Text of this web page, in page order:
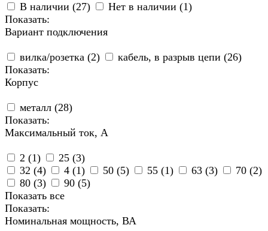
В наличии (27) Нет в наличии (1)
Показать:
Вариант подключения
вилка/розетка (2) кабель, в разрыв цепи (26)
Показать:
Корпус
металл (28)
Показать:
Максимальный ток, А
2 (1) 25 (3)
32 (4) 4 (1) 50 (5) 55 (1) 63 (3) 70 (2)
80 (3) 90 (5)
Показать все
Показать:
Номинальная мощность, ВА